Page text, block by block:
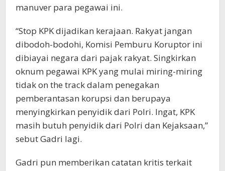
manuver para pegawai ini.
“Stop KPK dijadikan kerajaan. Rakyat jangan
dibodoh-bodohi, Komisi Pemburu Koruptor ini
dibiayai negara dari pajak rakyat. Singkirkan
oknum pegawai KPK yang mulai miring-miring
tidak on the track dalam penegakan
pemberantasan korupsi dan berupaya
menyingkirkan penyidik dari Polri. Ingat, KPK
masih butuh penyidik dari Polri dan Kejaksaan,”
sebut Gadri lagi.
Gadri pun memberikan catatan kritis terkait